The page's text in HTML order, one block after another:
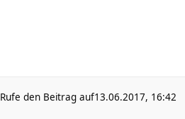
13.06.2017, 16:42
Rufe den Beitrag auf